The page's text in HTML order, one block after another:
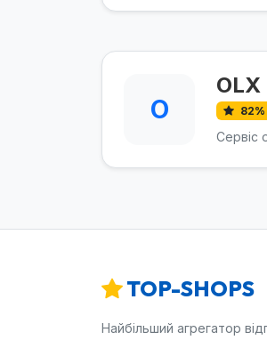
O
OLX
Сервіс
TOP-SHOPS
Найбільший агрегатор